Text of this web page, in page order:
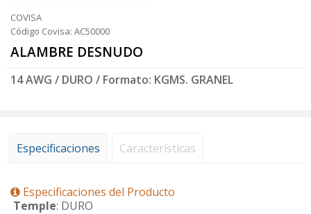
COVISA
Código Covisa: AC50000
ALAMBRE DESNUDO
14 AWG / DURO / Formato: KGMS. GRANEL
Especificaciones Características
Especificaciones del Producto
Temple: DURO